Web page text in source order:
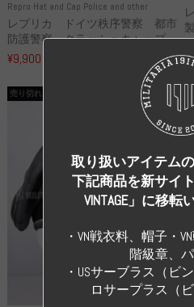
Repro Hat and Cap Police and other
レプリカ ドイツ秩序警察 都市
防護警察 クラッシュキャップ...
¥9,900
売り切れ
取り扱いアイテム
下記商品を新サイト
VINTAGE」に移転
・VN戦衣料、帽子・
階級章、
・USサーブラス（ビ
ロサープラス（